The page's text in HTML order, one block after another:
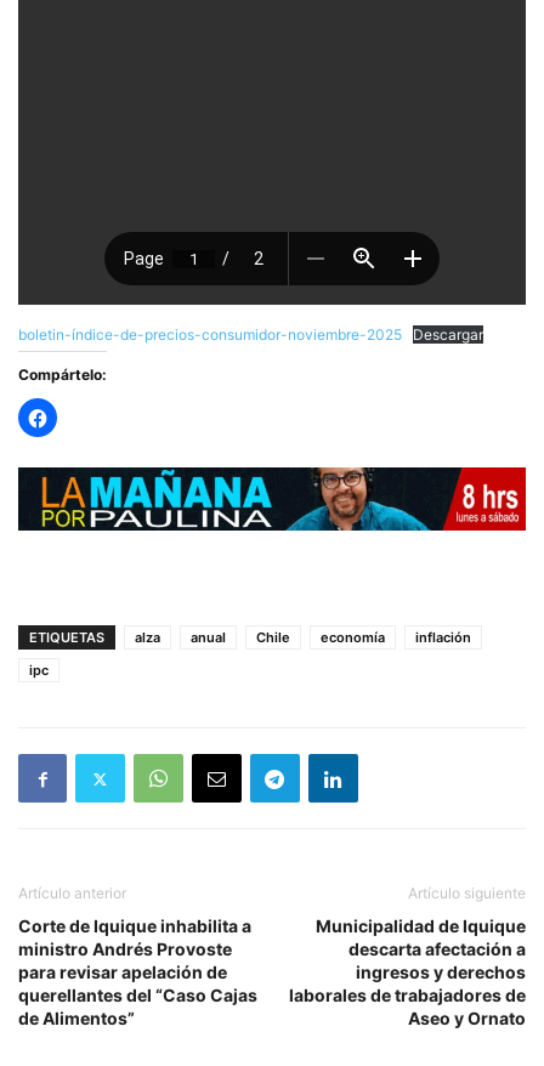
boletin-índice-de-precios-consumidor-noviembre-2025 Descargar
Compártelo:
ETIQUETAS alza anual Chile economía
inflación
ipc
Artículo anterior
Corte de Iquique inhabilita a
ministro Andrés Provoste
para revisar apelación de
querellantes del “Caso Cajas
de Alimentos”
Artículo siguiente
Municipalidad de Iquique
descarta afectación a
ingresos y derechos
laborales de trabajadores de
Aseo y Ornato